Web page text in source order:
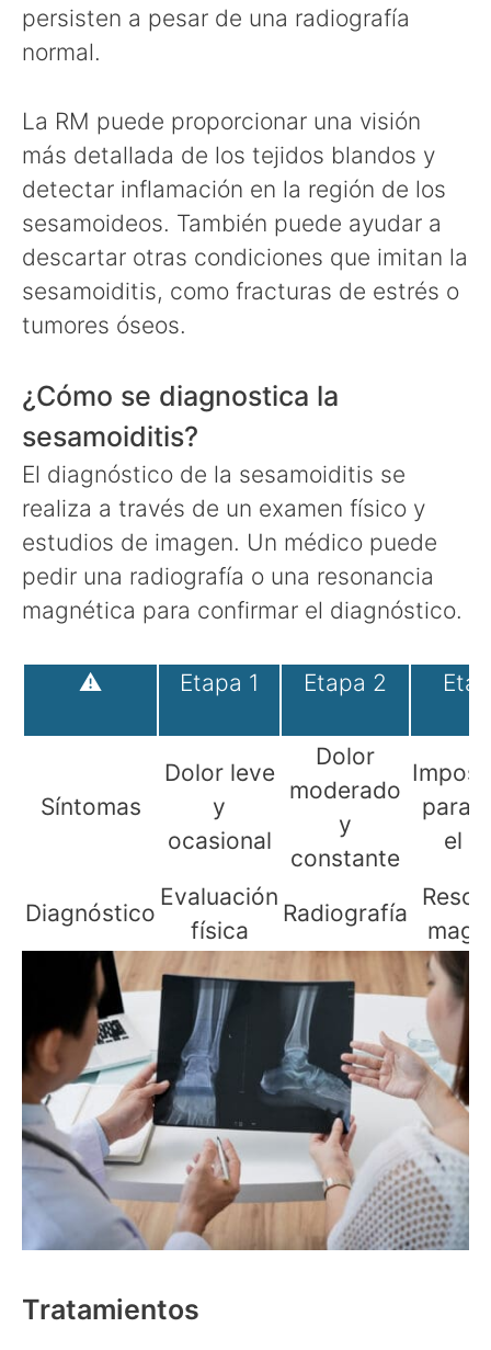
persisten a pesar de una radiografía
normal.
La RM puede proporcionar una visión
más detallada de los tejidos blandos y
detectar inflamación en la región de los
sesamoideos. También puede ayudar a
descartar otras condiciones que imitan la
sesamoiditis, como fracturas de estrés o
tumores óseos.
¿Cómo se diagnostica la
sesamoiditis?
El diagnóstico de la sesamoiditis se
realiza a través de un examen físico y
estudios de imagen. Un médico puede
pedir una radiografía o una resonancia
magnética para confirmar el diagnóstico.
⚠ Etapa 1 Etapa 2
Síntomas
Dolor leve
y
ocasional
Dolor
moderado
y
constante
para
el
Diagnóstico
Evaluación
física
Radiografía
Tratamientos